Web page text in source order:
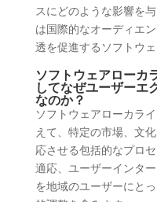
スにどのような影響を
は国際的なオーディエ
透を促進するソフトウェ
ソフトウェアローカ
してなぜユーザーエ
なのか？
ソフトウェアローカラ
えて、特定の市場、文
応させる包括的なプロ
適応、ユーザーインタ
を地域のユーザーにと